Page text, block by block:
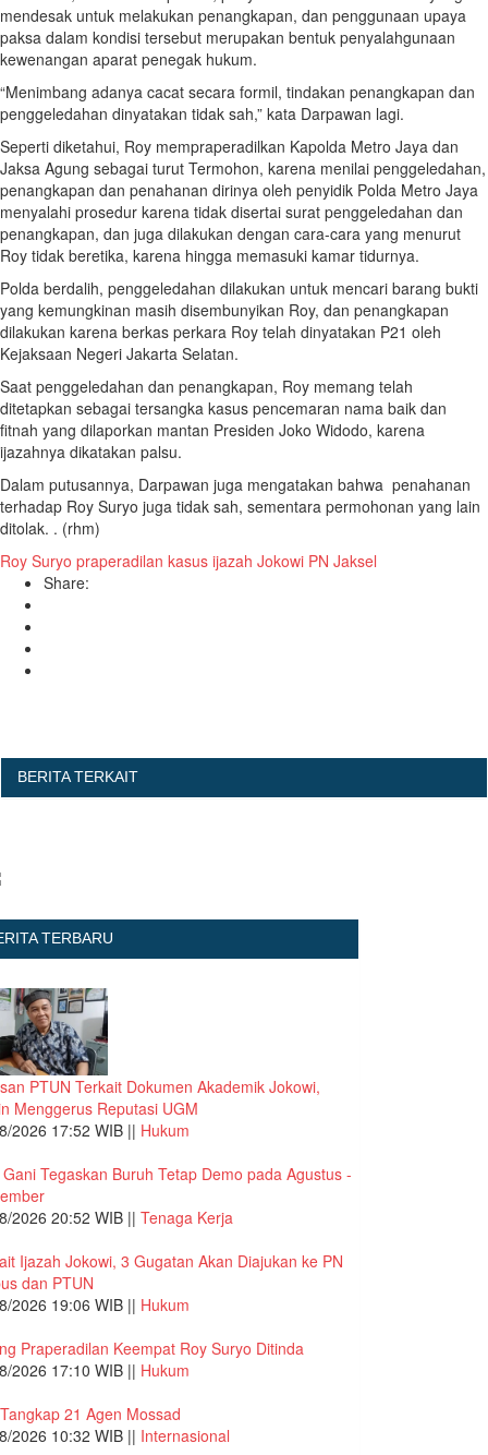
mendesak untuk melakukan penangkapan, dan penggunaan upaya
paksa dalam kondisi tersebut merupakan bentuk penyalahgunaan
kewenangan aparat penegak hukum.
“Menimbang adanya cacat secara formil, tindakan penangkapan dan
penggeledahan dinyatakan tidak sah,” kata Darpawan lagi.
Seperti diketahui, Roy mempraperadilkan Kapolda Metro Jaya dan
Jaksa Agung sebagai turut Termohon, karena menilai penggeledahan,
penangkapan dan penahanan dirinya oleh penyidik Polda Metro Jaya
menyalahi prosedur karena tidak disertai surat penggeledahan dan
penangkapan, dan juga dilakukan dengan cara-cara yang menurut
Roy tidak beretika, karena hingga memasuki kamar tidurnya.
Polda berdalih, penggeledahan dilakukan untuk mencari barang bukti
yang kemungkinan masih disembunyikan Roy, dan penangkapan
dilakukan karena berkas perkara Roy telah dinyatakan P21 oleh
Kejaksaan Negeri Jakarta Selatan.
Saat penggeledahan dan penangkapan, Roy memang telah
ditetapkan sebagai tersangka kasus pencemaran nama baik dan
fitnah yang dilaporkan mantan Presiden Joko Widodo, karena
ijazahnya dikatakan palsu.
Dalam putusannya, Darpawan juga mengatakan bahwa penahanan
terhadap Roy Suryo juga tidak sah, sementara permohonan yang lain
ditolak. . (rhm)
Roy Suryo praperadilan kasus ijazah Jokowi PN Jaksel
Share:
BERITA TERKAIT
TERBARU
PTUN Terkait Dokumen Akademik Jokowi,
Menggerus Reputasi UGM
2026 17:52 WIB || Hukum
Tegaskan Buruh Tetap Demo pada Agustus -
2026 20:52 WIB || Tenaga Kerja
Ijazah Jokowi, 3 Gugatan Akan Diajukan ke PN
dan PTUN
2026 19:06 WIB || Hukum
Praperadilan Keempat Roy Suryo Ditinda
2026 17:10 WIB || Hukum
21 Agen Mossad
2026 10:32 WIB || Internasional